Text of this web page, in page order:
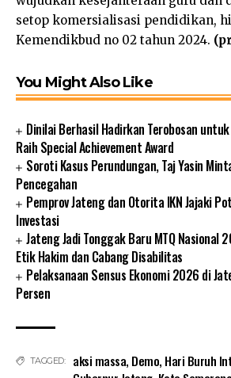
setop komersialisasi pendidikan,
Kemendikbud no 02 tahun 2024.
You Might Also Like
Dinilai Berhasil Hadirkan Terobosan
Raih Special Achievement Award
Soroti Kasus Perundungan, Taj Yasin
Pencegahan
Pemprov Jateng dan Otorita IKN Jajaki
Investasi
Jateng Jadi Tonggak Baru MTQ Nasional
Etik Hakim dan Cabang Disabilitas
Pelaksanaan Sensus Ekonomi 2026 di
Persen
TAGGED: aksi massa, Demo, Hari Buruh